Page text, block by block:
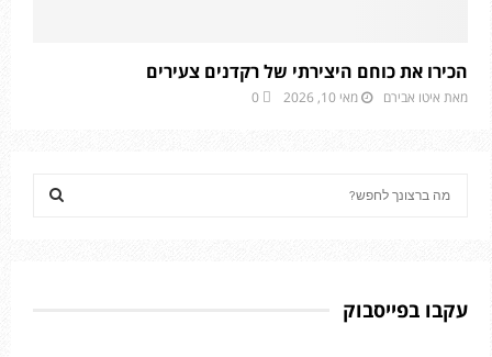
הכירו את כוחם היצירתי של רקדנים צעירים
מאת איטו אבירם מאי 10, 2026 0
h
f
עקבו בפייסבוק